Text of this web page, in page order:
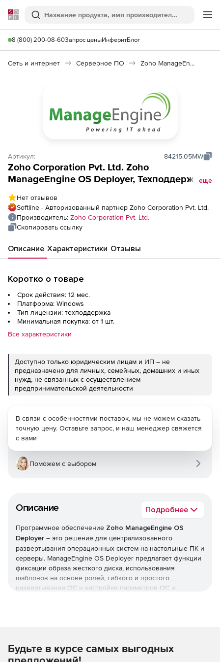
Softline
Поиск
8 (800) 200-08-60Запрос ценыИнферитБлог
Сеть и интернет Серверное ПО Zoho ManageEngine OS Deployer
Артикул: 84215.05MW
Zoho Corporation Pvt. Ltd. Zoho
ManageEngine OS Deployer, Техподдержка
fee for 2500 Workstations
еще
Нет отзывов
Softline - Авторизованный партнер Zoho Corporation Pvt. Ltd.
Производитель: Zoho Corporation Pvt. Ltd.
Скопировать ссылку
Описание Характеристики Отзывы
Коротко о товаре
Срок действия: 12 мес.
Платформа: Windows
Тип лицензии: техподдержка
Минимальная покупка: от 1 шт.
Все характеристики
Доступно только юридическим лицам и ИП – не
предназначено для личных, семейных, домашних и иных
нужд, не связанных с осуществлением
предпринимательской деятельности
Описание Подробнее
Программное обеспечение Zoho ManageEngine OS
Deployer – это решение для централизованного
развертывания операционных систем на настольные ПК и
серверы. ManageEngine OS Deployer предлагает функции
фиксации образа жесткого диска, использования
шаблонов на основе ролей, гибкого и простого
развертывания ОС и настройки параметров ОС и
приложения, которые могут быть одновременно
развернуты на множество платформ в организации. Таким
В связи с особенностями поставок, мы не можем сказать
точную цену. Оставьте запрос, и наш менеджер свяжется
с вами
Поможем с выбором
Будьте в курсе самых выгодных